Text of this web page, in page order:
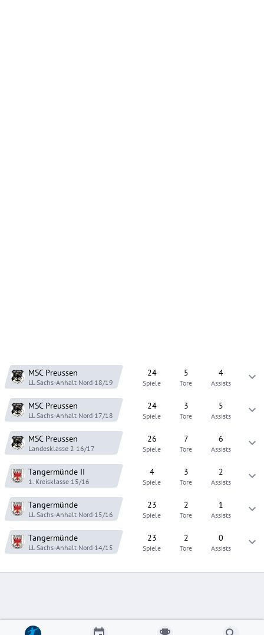
MSC Preussen
LL Sachs-Anhalt Nord 18/19
24
Spiele
5
Tore
4
Assists
MSC Preussen
LL Sachs-Anhalt Nord 17/18
24
Spiele
3
Tore
5
Assists
MSC Preussen
Landesklasse 2 16/17
26
Spiele
7
Tore
6
Assists
Tangermünde II
1. Kreisklasse 15/16
4
Spiele
3
Tore
2
Assists
Tangermünde
LL Sachs-Anhalt Nord 15/16
23
Spiele
2
Tore
1
Assists
Tangermünde
LL Sachs-Anhalt Nord 14/15
23
Spiele
2
Tore
0
Assists